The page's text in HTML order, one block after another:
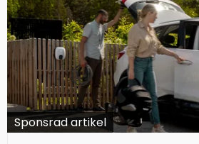
Sponsrad artikel